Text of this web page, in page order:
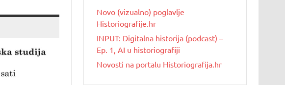
Novo (vizualno) poglavlje
Historiografije.hr
INPUT: Digitalna historija (podcast) –
Ep. 1, AI u historiografiji
Novosti na portalu Historiografija.hr